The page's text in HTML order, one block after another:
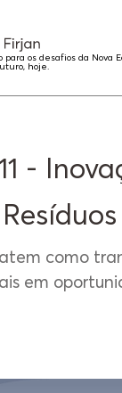
para os desafios da Nova
hoje.
-
como
em